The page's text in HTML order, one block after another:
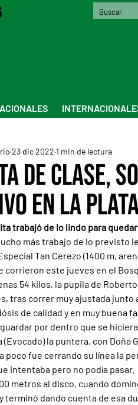
de clase,
en la
23 dic 2022 1 min de lectura
trabajó de lo lindo para
más trabajo de lo previsto
Tan Cerezo (1400 m,
corrieron este jueves en el
54 kilos, la pupila de
tras correr muy ajustada
de calidad y en muy buena
por dentro que se hiciera
(Evocado) la puntera, con Doña
poco fue cerrando su línea la
intentaba pero no podía pasar.
metros al disco, cuando
terminó dando cuenta de esa